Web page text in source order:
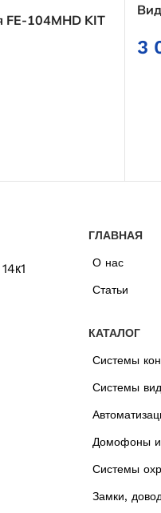
104MHD KIT
3
ГЛАВНАЯ
О нас
Статьи
КАТАЛОГ
Системы
Системы
Домофоны и
Системы
Замки,